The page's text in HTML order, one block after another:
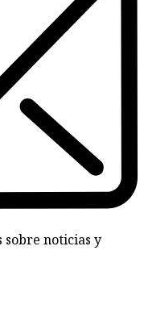
sobre noticias y